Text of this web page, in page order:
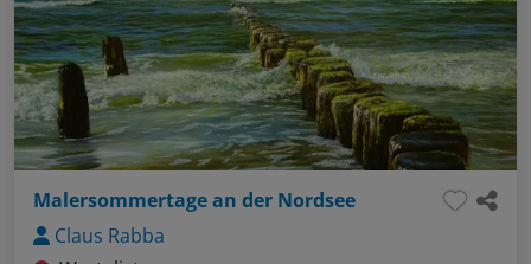
Malersommertage an der Nordsee
Claus Rabba